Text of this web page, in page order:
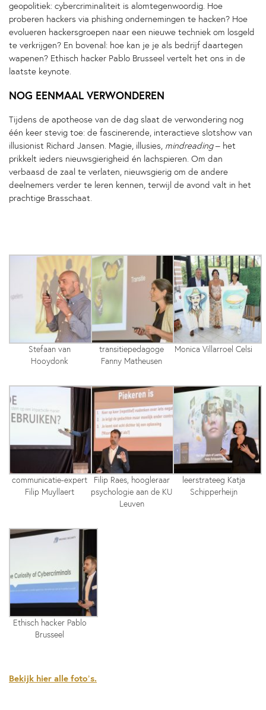
geopolitiek: cybercriminaliteit is alomtegenwoordig. Hoe
proberen hackers via phishing ondernemingen te hacken? Hoe
evolueren hackersgroepen naar een nieuwe techniek om losgeld
te verkrijgen? En bovenal: hoe kan je je als bedrijf daartegen
wapenen? Ethisch hacker Pablo Brusseel vertelt het ons in de
laatste keynote.
NOG EENMAAL VERWONDEREN
Tijdens de apotheose van de dag slaat de verwondering nog
één keer stevig toe: de fascinerende, interactieve slotshow van
illusionist Richard Jansen. Magie, illusies, mindreading– het
prikkelt ieders nieuwsgierigheid én lachspieren. Om dan
verbaasd de zaal te verlaten, nieuwsgierig om de andere
deelnemers verder te leren kennen, terwijl de avond valt in het
prachtige Brasschaat.
Stefaan van
Hooydonk
transitiepedagoge
Fanny Matheusen
Monica Villarroel Celsi
communicatie-expert
Filip Muyllaert
Filip Raes, hoogleraar
psychologie aan de KU
Leuven
leerstrateeg Katja
Schipperheijn
Ethisch hacker Pablo
Brusseel
Bekijk hier alle foto’s.